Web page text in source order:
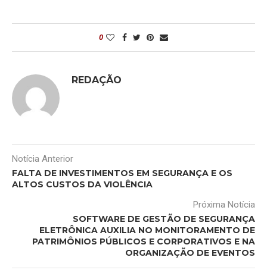
0
REDAÇÃO
Notícia Anterior
FALTA DE INVESTIMENTOS EM SEGURANÇA E OS
ALTOS CUSTOS DA VIOLÊNCIA
Próxima Notícia
SOFTWARE DE GESTÃO DE SEGURANÇA
ELETRÔNICA AUXILIA NO MONITORAMENTO DE
PATRIMÔNIOS PÚBLICOS E CORPORATIVOS E NA
ORGANIZAÇÃO DE EVENTOS